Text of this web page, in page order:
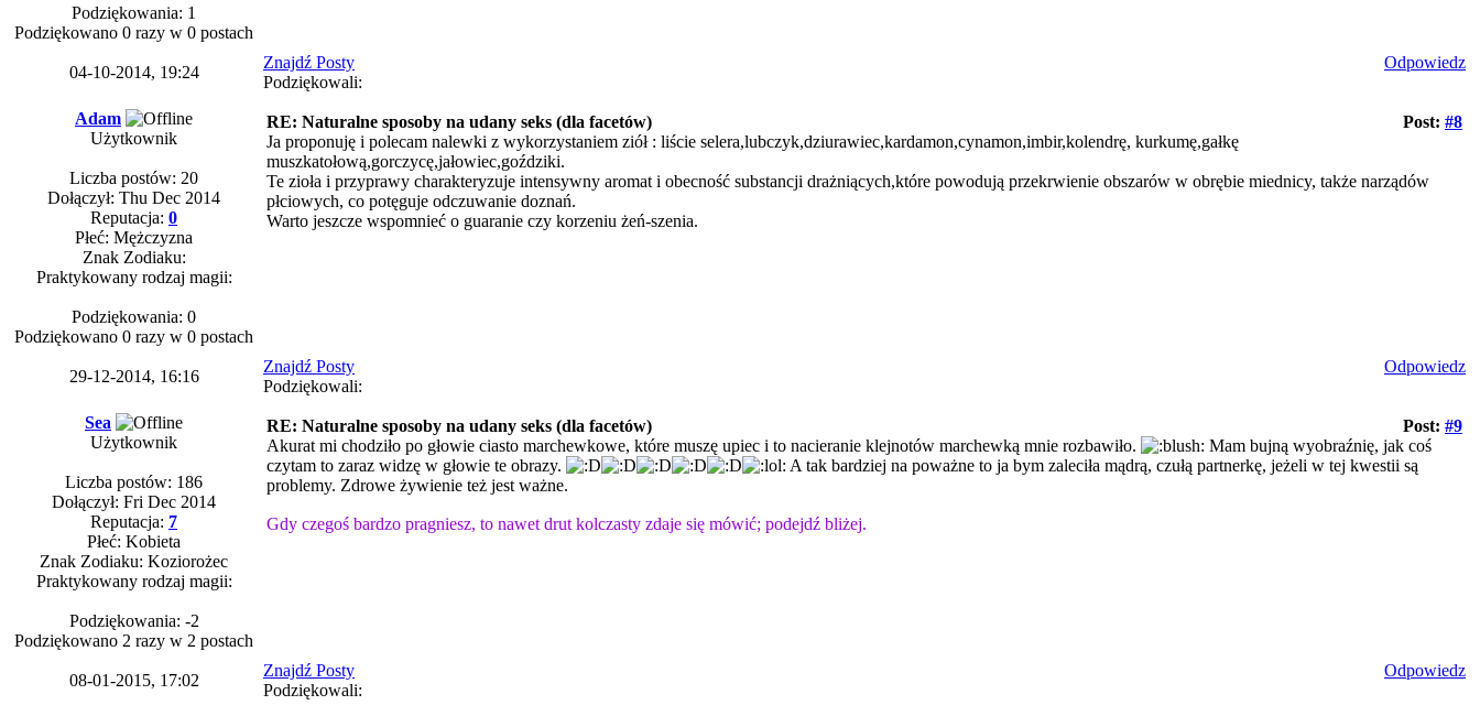
Podziękowania: 1
Podziękowano 0 razy w 0 postach
04-10-2014, 19:24
Znajdź Posty
Odpowiedz
Podziękowali:
Adam
Użytkownik
Liczba postów: 20
Dołączył: Thu Dec 2014
Reputacja: 0
Płeć: Mężczyzna
Znak Zodiaku:
Praktykowany rodzaj magii:
Podziękowania: 0
Podziękowano 0 razy w 0 postach
Post: #8
RE: Naturalne sposoby na udany seks (dla facetów)
Ja proponuję i polecam nalewki z wykorzystaniem ziół : liście selera,lubczyk,dziurawiec,kardamon,cynamon,imbir,kolendrę, kurkumę,gałkę
muszkatołową,gorczycę,jałowiec,goździki.
Te zioła i przyprawy charakteryzuje intensywny aromat i obecność substancji drażniących,które powodują przekrwienie obszarów w obrębie miednicy, także narządów
płciowych, co potęguje odczuwanie doznań.
Warto jeszcze wspomnieć o guaranie czy korzeniu żeń-szenia.
29-12-2014, 16:16
Znajdź Posty
Odpowiedz
Podziękowali:
Sea
Użytkownik
Liczba postów: 186
Dołączył: Fri Dec 2014
Reputacja: 7
Płeć: Kobieta
Znak Zodiaku: Koziorożec
Praktykowany rodzaj magii:
Podziękowania: -2
Podziękowano 2 razy w 2 postach
Post: #9
RE: Naturalne sposoby na udany seks (dla facetów)
Akurat mi chodziło po głowie ciasto marchewkowe, które muszę upiec i to nacieranie klejnotów marchewką mnie rozbawiło.
Mam bujną wyobraźnię, jak coś
czytam to zaraz widzę w głowie te obrazy.
A tak bardziej na poważne to ja bym zaleciła mądrą, czułą partnerkę, jeżeli w tej kwestii są
problemy. Zdrowe żywienie też jest ważne.
Gdy czegoś bardzo pragniesz, to nawet drut kolczasty zdaje się mówić; podejdź bliżej.
08-01-2015, 17:02
Znajdź Posty
Odpowiedz
Podziękowali: